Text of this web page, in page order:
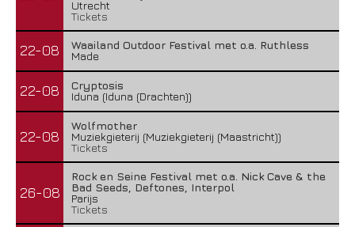
Utrecht
Tickets
22-08
Waailand Outdoor Festival met o.a. Ruthless
Made
22-08
Cryptosis
Iduna (Iduna (Drachten))
22-08
Wolfmother
Muziekgieterij (Muziekgieterij (Maastricht))
Tickets
26-08
Rock en Seine Festival met o.a. Nick Cave & the
Bad Seeds, Deftones, Interpol
Parijs
Tickets